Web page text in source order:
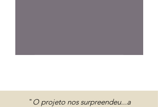
" O projeto nos surpreendeu...a